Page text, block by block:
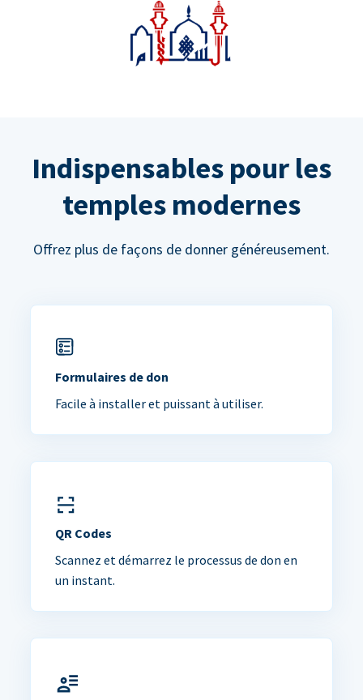
Indispensables pour les
temples modernes
Offrez plus de façons de donner généreusement.
Formulaires de don
Facile à installer et puissant à utiliser.
QR Codes
Scannez et démarrez le processus de don en
un instant.